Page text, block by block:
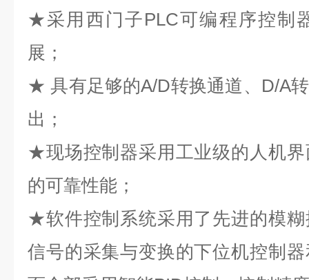
★采用西门子PLC可编程序控制
展；
★ 具有足够的A/D转换通道、D/A
出；
★现场控制器采用工业级的人机
的可靠性能；
★软件控制系统采用了先进的模
信号的采集与变换的下位机控制